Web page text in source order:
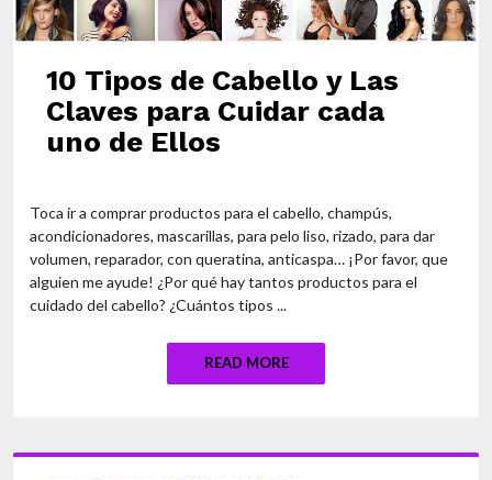
10 Tipos de Cabello y Las
Claves para Cuidar cada
uno de Ellos
Toca ir a comprar productos para el cabello, champús,
acondicionadores, mascarillas, para pelo liso, rizado, para dar
volumen, reparador, con queratina, anticaspa… ¡Por favor, que
alguien me ayude! ¿Por qué hay tantos productos para el
cuidado del cabello? ¿Cuántos tipos ...
READ MORE